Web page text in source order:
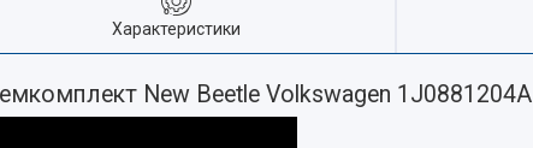
Характеристики
New Beetle Volkswagen 1J0881204A